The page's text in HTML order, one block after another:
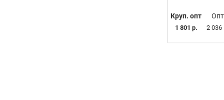
Круп. опт
1 801 р.
Опт
2 036